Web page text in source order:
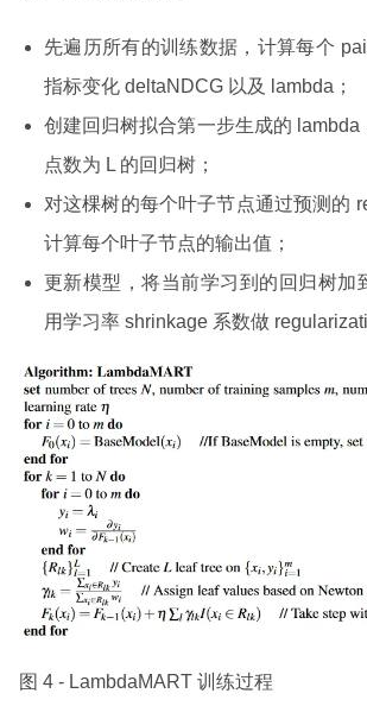
先遍历所有的训练数据，计算每个
指标变化 deltaNDCG 以及 lambda；
创建回归树拟合第一步生成的 lambda
点数为 L 的回归树；
对这棵树的每个叶子节点通过预测的
计算每个叶子节点的输出值；
更新模型，将当前学习到的回归树加
用学习率 shrinkage 系数做
图 4 - LambdaMART 训练过程